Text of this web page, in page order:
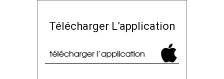
Télécharger L’application